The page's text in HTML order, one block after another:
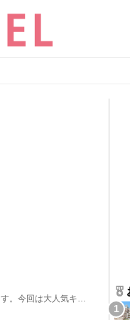
東京ディズニーランドや東京ディズニーシーでは様々なグッズが販売されています。今回は大人気キャラク...